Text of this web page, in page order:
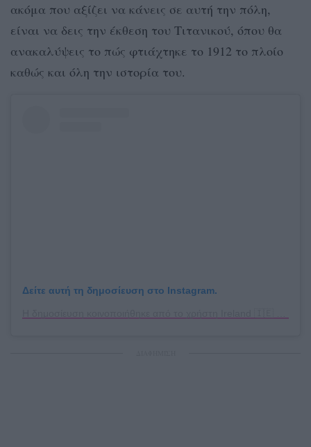
ακόμα που αξίζει να κάνεις σε αυτή την πόλη,
είναι να δεις την έκθεση του Τιτανικού, όπου θα
ανακαλύψεις το πώς φτιάχτηκε το 1912 το πλοίο
καθώς και όλη την ιστορία του.
Δείτε αυτή τη δημοσίευση στο Instagram.